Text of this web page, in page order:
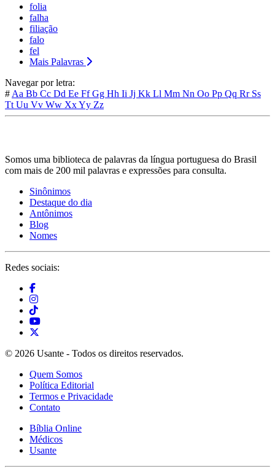
folia
falha
filiação
falo
fel
Mais Palavras
Navegar por letra:
# Aa Bb Cc Dd Ee FfGg Hh Ii Jj Kk Ll Mm Nn Oo Pp Qq Rr Ss
Tt Uu Vv Ww XxYy Zz
Somos uma biblioteca de palavras da língua portuguesa do Brasil
com mais de 200 mil palavras e expressões para consulta.
Sinônimos
Destaque do dia
Antônimos
Blog
Nomes
Redes sociais:
© 2026 Usante - Todos os direitos reservados.
Quem Somos
Política Editorial
Termos e Privacidade
Contato
Bíblia Online
Médicos
Usante